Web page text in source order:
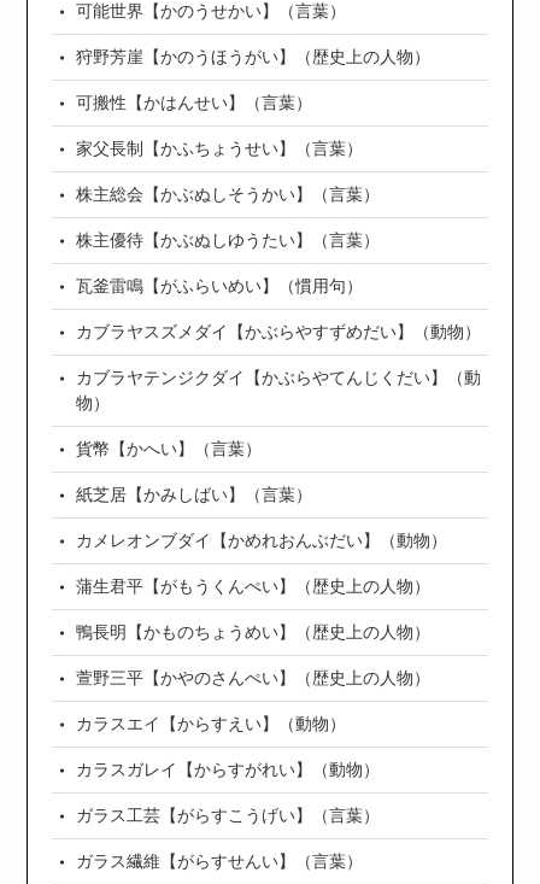
可能世界【かのうせかい】（言葉）
狩野芳崖【かのうほうがい】（歴史上の人物）
可搬性【かはんせい】（言葉）
家父長制【かふちょうせい】（言葉）
株主総会【かぶぬしそうかい】（言葉）
株主優待【かぶぬしゆうたい】（言葉）
瓦釜雷鳴【がふらいめい】（慣用句）
カブラヤスズメダイ【かぶらやすずめだい】（動物）
カブラヤテンジクダイ【かぶらやてんじくだい】（動
物）
貨幣【かへい】（言葉）
紙芝居【かみしばい】（言葉）
カメレオンブダイ【かめれおんぶだい】（動物）
蒲生君平【がもうくんぺい】（歴史上の人物）
鴨長明【かものちょうめい】（歴史上の人物）
萱野三平【かやのさんぺい】（歴史上の人物）
カラスエイ【からすえい】（動物）
カラスガレイ【からすがれい】（動物）
ガラス工芸【がらすこうげい】（言葉）
ガラス繊維【がらすせんい】（言葉）